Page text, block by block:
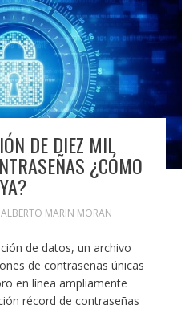
DE DIEZ MIL
¿CÓMO
ALBERTO MARIN MORAN
de datos, un archivo
de contraseñas únicas
en línea ampliamente
récord de contraseñas